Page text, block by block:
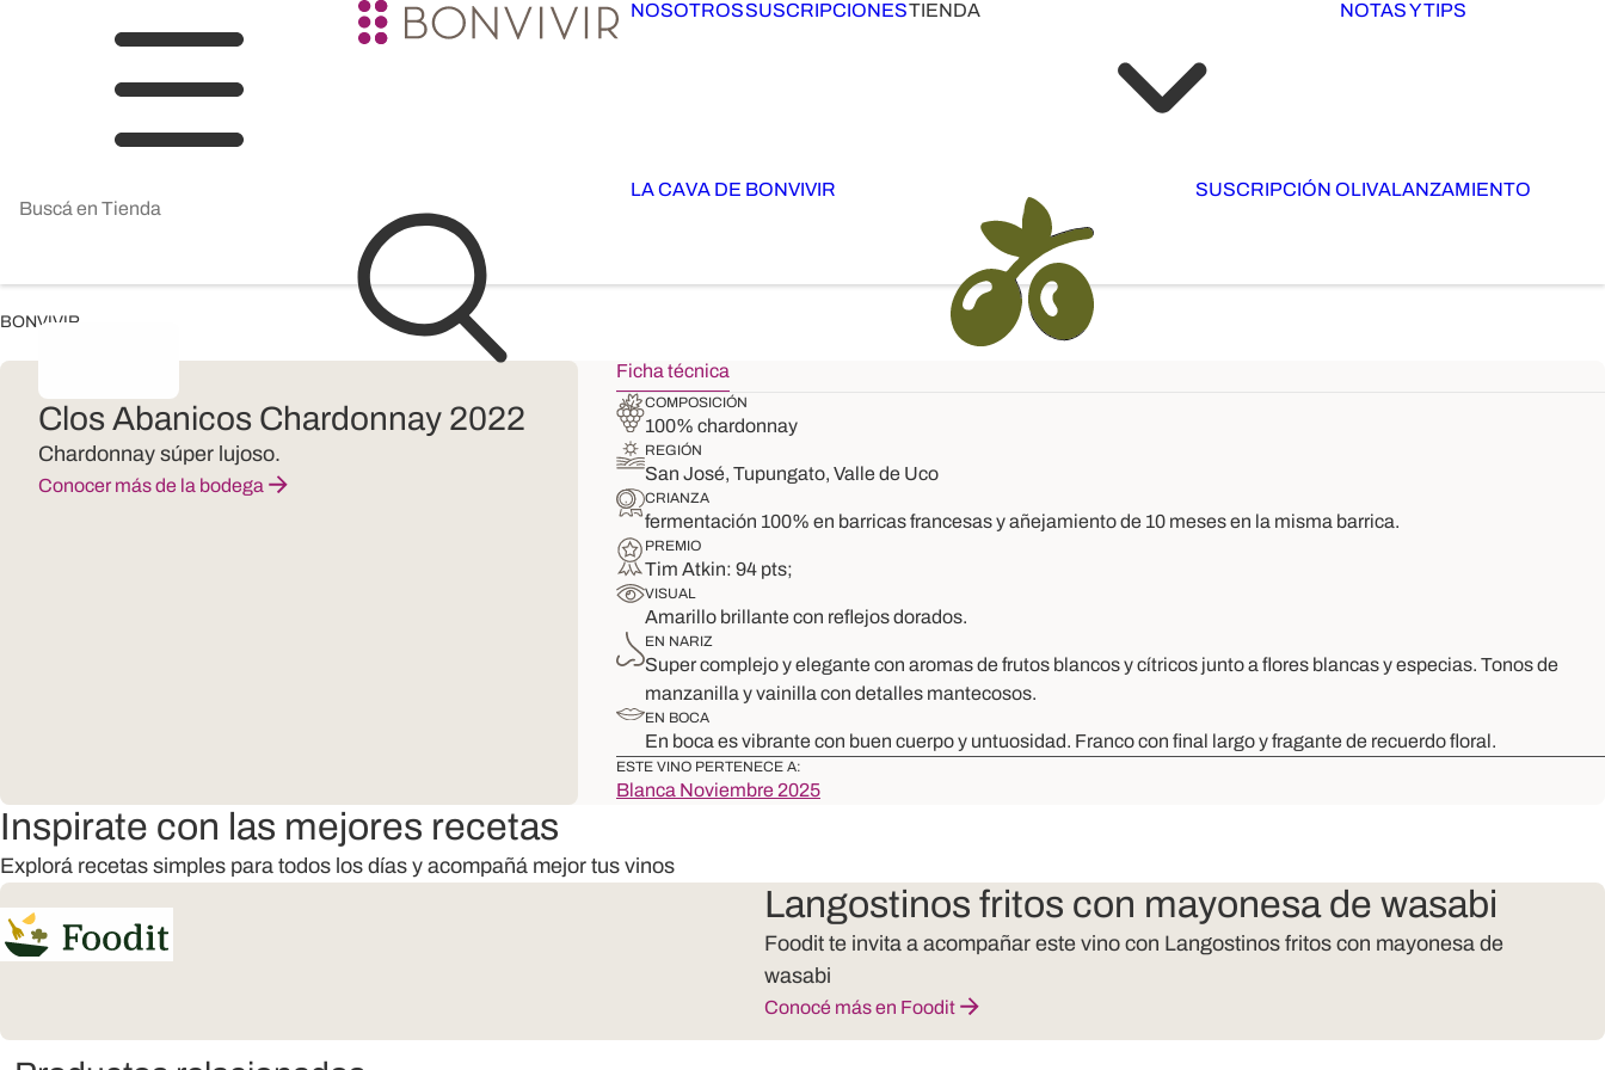
NOSOTROSSUSCRIPCIONESTIENDA NOTAS Y TIPS
LA CAVA DE BONVIVIR SUSCRIPCIÓN OLIVALANZAMIENTO
BONVIVIR
Clos Abanicos Chardonnay 2022
Chardonnay súper lujoso.
Conocer más de la bodega
Ficha técnica
COMPOSICIÓN
100% chardonnay
REGIÓN
San José, Tupungato, Valle de Uco
CRIANZA
fermentación 100% en barricas francesas y añejamiento de 10 meses en la misma barrica.
PREMIO
Tim Atkin: 94 pts;
VISUAL
Amarillo brillante con reflejos dorados.
EN NARIZ
Super complejo y elegante con aromas de frutos blancos y cítricos junto a flores blancas y especias. Tonos de
manzanilla y vainilla con detalles mantecosos.
EN BOCA
En boca es vibrante con buen cuerpo y untuosidad. Franco con final largo y fragante de recuerdo floral.
ESTE VINO PERTENECE A:
Blanca Noviembre 2025
Inspirate con las mejores recetas
Explorá recetas simples para todos los días y acompañá mejor tus vinos
Langostinos fritos con mayonesa de wasabi
Foodit te invita a acompañar este vino con Langostinos fritos con mayonesa de
wasabi
Conocé más en Foodit